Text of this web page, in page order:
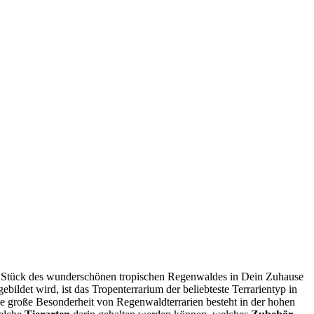
des wun­der­schö­nen tro­pi­schen Regen­wal­des in Dein Zuhau­se
wird, ist das Tro­pen­ter­ra­ri­um der belieb­tes­te Ter­ra­ri­en­typ in
Beson­der­heit von Regen­wald­ter­ra­ri­en besteht in der hohen